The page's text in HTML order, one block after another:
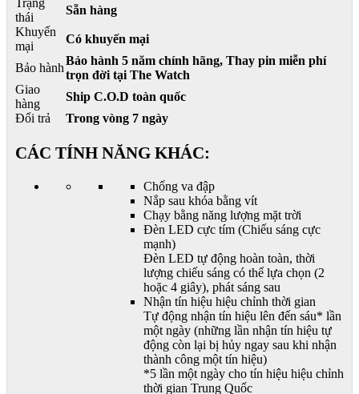
Trạng
thái
Sẵn hàng
Khuyến
mại
Có khuyến mại
Bảo hành
Bảo hành 5 năm chính hãng, Thay pin miễn phí
trọn đời tại The Watch
Giao
hàng
Ship C.O.D toàn quốc
Đổi trả
Trong vòng 7 ngày
CÁC TÍNH NĂNG KHÁC:
Chống va đập
Nắp sau khóa bằng vít
Chạy bằng năng lượng mặt trời
Đèn LED cực tím (Chiếu sáng cực
mạnh)
Đèn LED tự động hoàn toàn, thời
lượng chiếu sáng có thể lựa chọn (2
hoặc 4 giây), phát sáng sau
Nhận tín hiệu hiệu chỉnh thời gian
Tự động nhận tín hiệu lên đến sáu* lần
một ngày (những lần nhận tín hiệu tự
động còn lại bị hủy ngay sau khi nhận
thành công một tín hiệu)
*5 lần một ngày cho tín hiệu hiệu chỉnh
thời gian Trung Quốc